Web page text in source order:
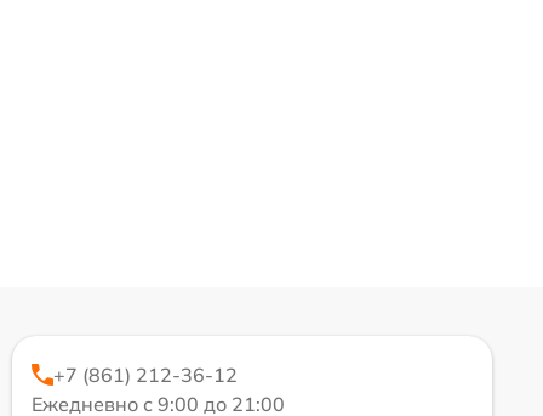
+7 (861) 212-36-12
Ежедневно с 9:00 до 21:00